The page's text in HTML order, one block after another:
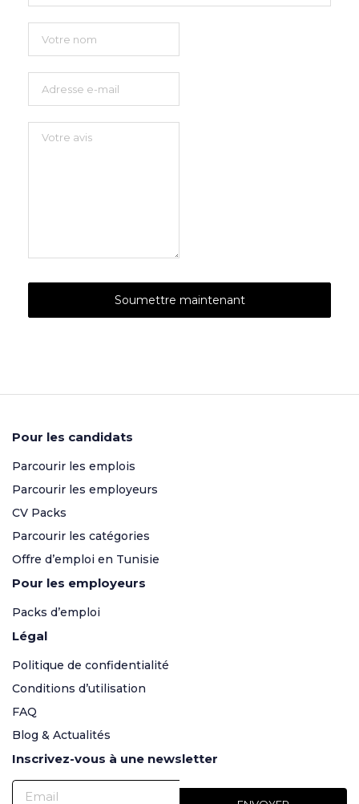
Pour les candidats
Parcourir les emplois
Parcourir les employeurs
CV Packs
Parcourir les catégories
Offre d’emploi en Tunisie
Pour les employeurs
Packs d’emploi
Légal
Politique de confidentialité
Conditions d’utilisation
FAQ
Blog & Actualités
Inscrivez-vous à une newsletter